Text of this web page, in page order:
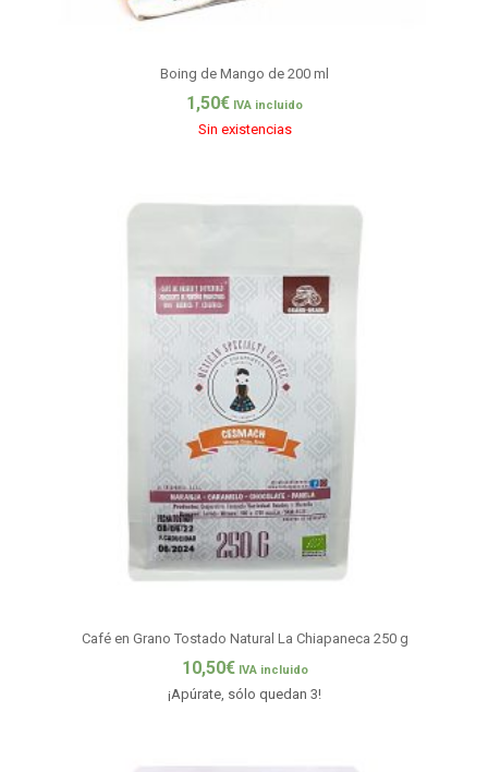
Boing de Mango de 200 ml
1,50€ IVA incluido
Sin existencias
Café en Grano Tostado Natural La Chiapaneca 250 g
10,50€ IVA incluido
¡Apúrate, sólo quedan 3!